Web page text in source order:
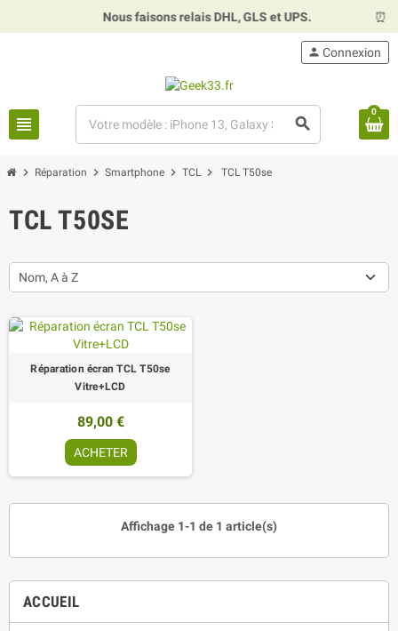
Nous faisons relais DHL, GLS et UPS. ⏰
view_headline search
person Connexion
0
chevron_right Réparation chevron_right Smartphone chevron_right TCL chevron_right TCL T50se
ACCUEIL
TCL T50SE
Nom, A à Z
Réparation écran TCL T50se
Vitre+LCD
89,00 €
ACHETER
Affichage 1-1 de 1 article(s)